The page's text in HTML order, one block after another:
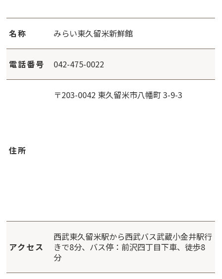
名称 みらい東久留米新鮮館
電話番号 042-475-0022
住所
〒203-0042 東久留米市八幡町 3-9-3
アクセス
西武東久留米駅から西武バス武蔵小金井駅行
きで8分、バス停：前沢四丁目下車、徒歩8
分